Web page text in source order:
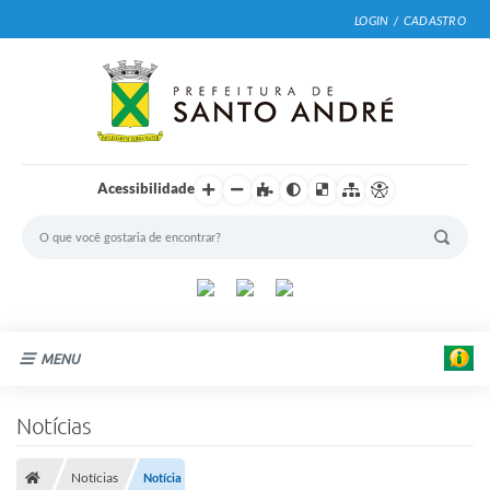
LOGIN / CADASTRO
Acessibilidade
MENU
Notícias
Notícias Notícia